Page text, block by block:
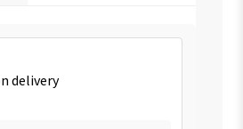
delivery